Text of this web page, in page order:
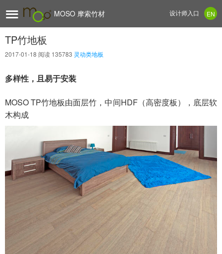
 MOSO 摩索竹材 EN
设计师入口
TP竹地板
2017-01-18 阅读 135783 灵动类地板
多样性，且易于安装
MOSO TP竹地板由面层竹，中间HDF（高密度板），底层软
木构成